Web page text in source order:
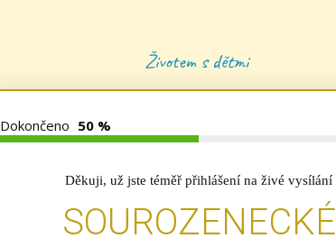
Životem s dětmi
Dokončeno 50 %
Děkuji, už jste téměř přihlášení na živé vysílání
SOUROZENECKÉ